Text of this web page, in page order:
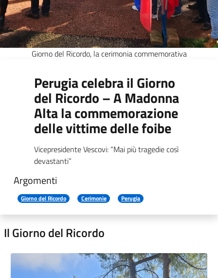
Giorno del Ricordo, la cerimonia commemorativa
Perugia celebra il Giorno
del Ricordo – A Madonna
Alta la commemorazione
delle vittime delle foibe
Vicepresidente Vescovi: “Mai più tragedie così
devastanti”
Argomenti
Giorno del Ricordo Cerimonie Perugia
Il Giorno del Ricordo